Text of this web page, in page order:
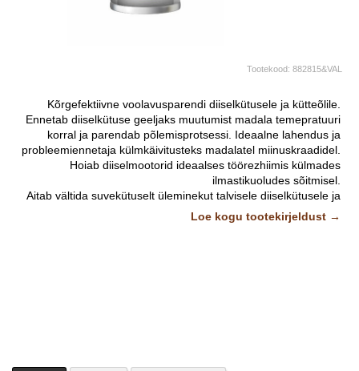
Tootekood: 882815&VAL
Kõrgefektiivne voolavusparendi diiselkütusele ja kütteõlile.
Ennetab diiselkütuse geeljaks muutumist madala temepratuuri
korral ja parendab põlemisprotsessi. Ideaalne lahendus ja
probleemiennetaja külmkäivitusteks madalatel miinuskraadidel.
Hoiab diiselmootorid ideaalses töörezhiimis külmades
ilmastikuoludes sõitmisel.
Aitab vältida suvekütuselt üleminekut talvisele diiselkütusele ja
sellele ajale iseloomulikke külmkäivitus probleeeme järsu
ilmastiku muutuse korral.
Loe kogu tootekirjeldust →